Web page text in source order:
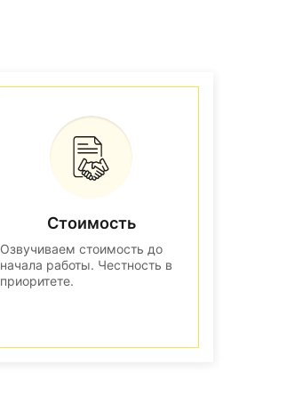
Стоимость
Озвучиваем стоимость до
начала работы. Честность в
приоритете.